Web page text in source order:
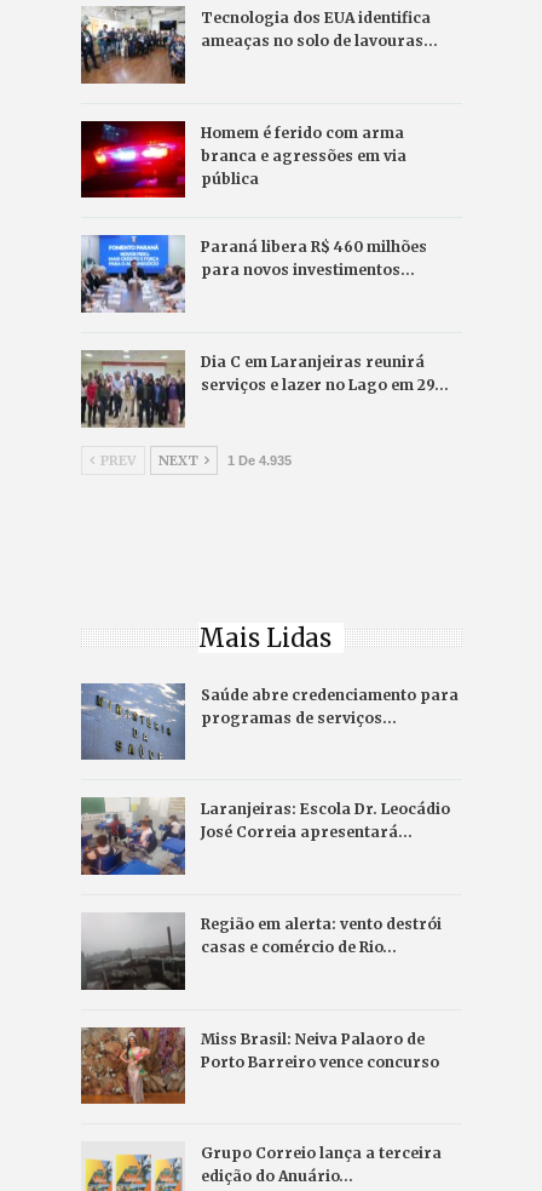
Tecnologia dos EUA identifica
ameaças no solo de lavouras…
Homem é ferido com arma
branca e agressões em via
pública
Paraná libera R$ 460 milhões
para novos investimentos…
Dia C em Laranjeiras reunirá
serviços e lazer no Lago em 29…
PREV NEXT 1 De 4.935
Mais Lidas
Saúde abre credenciamento para
programas de serviços…
Laranjeiras: Escola Dr. Leocádio
José Correia apresentará…
Região em alerta: vento destrói
casas e comércio de Rio…
Miss Brasil: Neiva Palaoro de
Porto Barreiro vence concurso
Grupo Correio lança a terceira
edição do Anuário…